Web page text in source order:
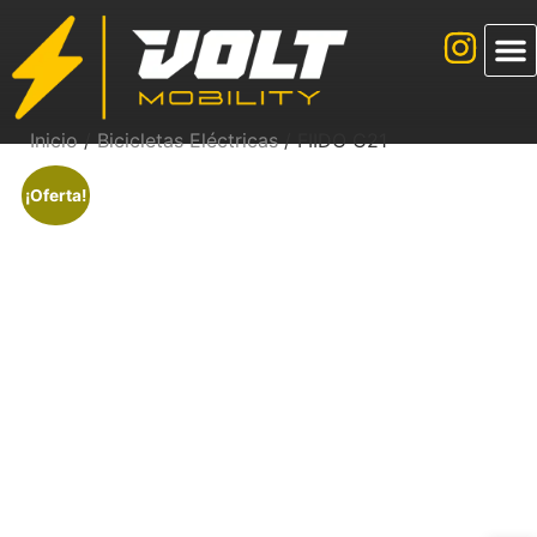
Inicio/Bicicletas Eléctricas/ FIIDO C21
¡Oferta!